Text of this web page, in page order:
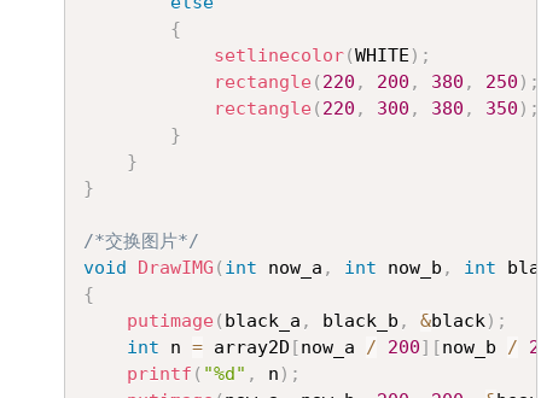
{
setlinecolor(WHITE ) ;
rectangle( 220 , 200 , 380 , 250 ) ;
rectangle( 220 , 300 , 380 , 350 ) ;
}
}
}
/*交换图片*/
void
DrawIMG ( int now_a , int now_b , int
{
putimage( black_a , black_b , &black) ;
int n = array2D [now_a / 200] [now_b /
printf ( "%d" , n ) ;